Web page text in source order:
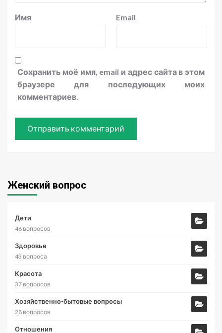
Имя Email
Сохранить моё имя, email и адрес сайта в этом
браузере для последующих моих
комментариев.
Женский вопрос
Дети
46 вопросов
Здоровье
43 вопроса
Красота
37 вопросов
Хозяйственно-бытовые вопросы
28 вопросов
Отношения